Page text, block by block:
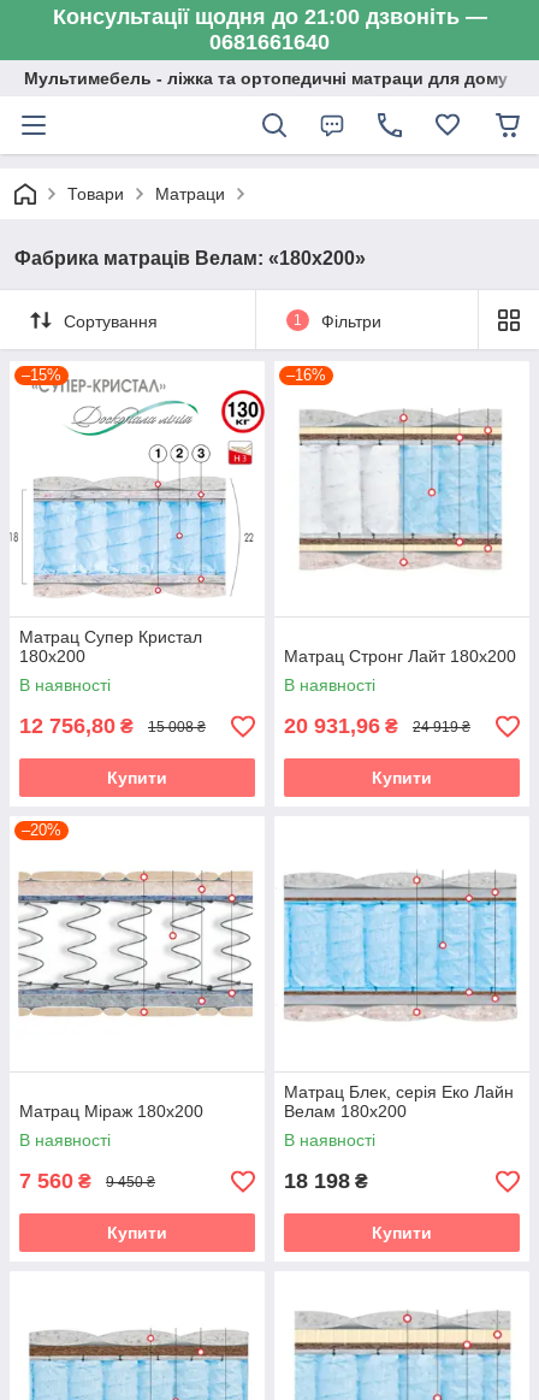
Консультації щодня до 21:00 дзвоніть —
0681661640
Мультимебель - ліжка та ортопедичні матраци для дому
Товари Матраци
Фабрика матраців Велам: «180х200»
Сортування 1 Фільтри
–15%
Матрац Супер Кристал
180х200
В наявності
12 756,80 ₴ 15 008 ₴
Купити
–16%
Матрац Стронг Лайт 180х200
В наявності
20 931,96 ₴ 24 919 ₴
Купити
–20%
Матрац Міраж 180х200
В наявності
7 560 ₴ 9 450 ₴
Купити
Матрац Блек, серія Еко Лайн
Велам 180х200
В наявності
18 198 ₴
Купити